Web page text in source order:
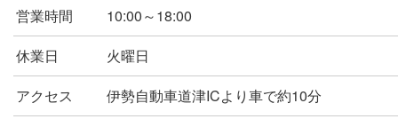
営業時間
10:00～18:00
休業日
火曜日
アクセス
伊勢自動車道津ICより車で約10分